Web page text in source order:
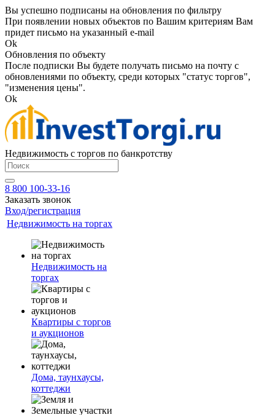
Вы успешно подписаны на обновления по фильтру
При появлении новых объектов по Вашим критериям Вам
придет письмо на указанный e-mail
Ok
Обновления по объекту
После подписки Вы будете получать письмо на почту с
обновлениями по объекту, среди которых "статус торгов",
"изменения цены".
Ok
Недвижимость с торгов по банкротству
8 800 100-33-16
Заказать звонок
Вход/регистрация
Недвижимость на торгах
Недвижимость на
торгах
Квартиры с торгов
и аукционов
Дома, таунхаусы,
коттеджи